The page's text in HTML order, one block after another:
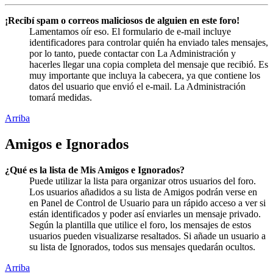
¡Recibí spam o correos maliciosos de alguien en este foro!
Lamentamos oír eso. El formulario de e-mail incluye
identificadores para controlar quién ha enviado tales mensajes,
por lo tanto, puede contactar con La Administración y
hacerles llegar una copia completa del mensaje que recibió. Es
muy importante que incluya la cabecera, ya que contiene los
datos del usuario que envió el e-mail. La Administración
tomará medidas.
Arriba
Amigos e Ignorados
¿Qué es la lista de Mis Amigos e Ignorados?
Puede utilizar la lista para organizar otros usuarios del foro.
Los usuarios añadidos a su lista de Amigos podrán verse en
en Panel de Control de Usuario para un rápido acceso a ver si
están identificados y poder así enviarles un mensaje privado.
Según la plantilla que utilice el foro, los mensajes de estos
usuarios pueden visualizarse resaltados. Si añade un usuario a
su lista de Ignorados, todos sus mensajes quedarán ocultos.
Arriba